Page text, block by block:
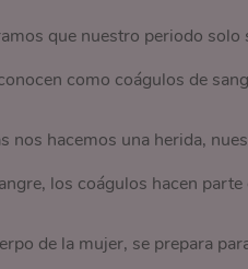
que nuestro periodo
como coágulos de
nos hacemos una herida,
los coágulos hacen
de la mujer, se prepara